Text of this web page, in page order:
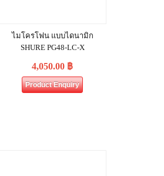
ไมโครโฟน แบบไดนามิก
SHURE PG48-LC-X
4,050.00 ฿
Product Enquiry